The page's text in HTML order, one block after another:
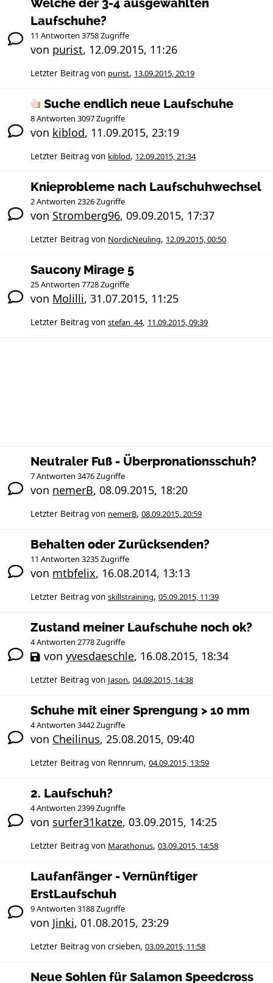
Welche der 3-4 ausgewählten
Laufschuhe?
11 Antworten 3758 Zugriffe
von purist, 12.09.2015, 11:26
Letzter Beitrag von purist, 13.09.2015, 20:19
Suche endlich neue Laufschuhe
8 Antworten 3097 Zugriffe
von kiblod, 11.09.2015, 23:19
Letzter Beitrag von kiblod, 12.09.2015, 21:34
Knieprobleme nach Laufschuhwechsel
2 Antworten 2326 Zugriffe
von Stromberg96, 09.09.2015, 17:37
Letzter Beitrag von NordicNeuling, 12.09.2015, 00:50
Saucony Mirage 5
25 Antworten 7728 Zugriffe
von Molilli, 31.07.2015, 11:25
Letzter Beitrag von stefan_44, 11.09.2015, 09:39
Neutraler Fuß - Überpronationsschuh?
7 Antworten 3476 Zugriffe
von nemerB, 08.09.2015, 18:20
Letzter Beitrag von nemerB, 08.09.2015, 20:59
Behalten oder Zurücksenden?
11 Antworten 3235 Zugriffe
von mtbfelix, 16.08.2014, 13:13
Letzter Beitrag von skillstraining, 05.09.2015, 11:39
Zustand meiner Laufschuhe noch ok?
4 Antworten 2778 Zugriffe
von yvesdaeschle, 16.08.2015, 18:34
Letzter Beitrag von Jason, 04.09.2015, 14:38
Schuhe mit einer Sprengung > 10 mm
4 Antworten 3442 Zugriffe
von Cheilinus, 25.08.2015, 09:40
Letzter Beitrag von Rennrum, 04.09.2015, 13:59
2. Laufschuh?
4 Antworten 2399 Zugriffe
von surfer31katze, 03.09.2015, 14:25
Letzter Beitrag von Marathonus, 03.09.2015, 14:58
Laufanfänger - Vernünftiger
ErstLaufschuh
9 Antworten 3188 Zugriffe
von Jinki, 01.08.2015, 23:29
Letzter Beitrag von crsieben, 03.09.2015, 11:58
Neue Sohlen für Salamon Speedcross